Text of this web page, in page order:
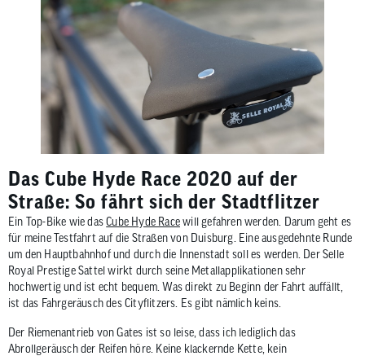
Das Cube Hyde Race 2020 auf der
Straße: So fährt sich der Stadtflitzer
Ein Top-Bike wie dasCube Hyde Racewill gefahren werden. Darum geht es
für meine Testfahrt auf die Straßen von Duisburg. Eine ausgedehnte Runde
um den Hauptbahnhof und durch die Innenstadt soll es werden. Der Selle
Royal Prestige Sattel wirkt durch seine Metallapplikationen sehr
hochwertig und ist echt bequem. Was direkt zu Beginn der Fahrt auffällt,
ist das Fahrgeräusch des Cityflitzers. Es gibt nämlich keins.
Der Riemenantrieb von Gates ist so leise, dass ich lediglich das
Abrollgeräusch der Reifen höre. Keine klackernde Kette, kein